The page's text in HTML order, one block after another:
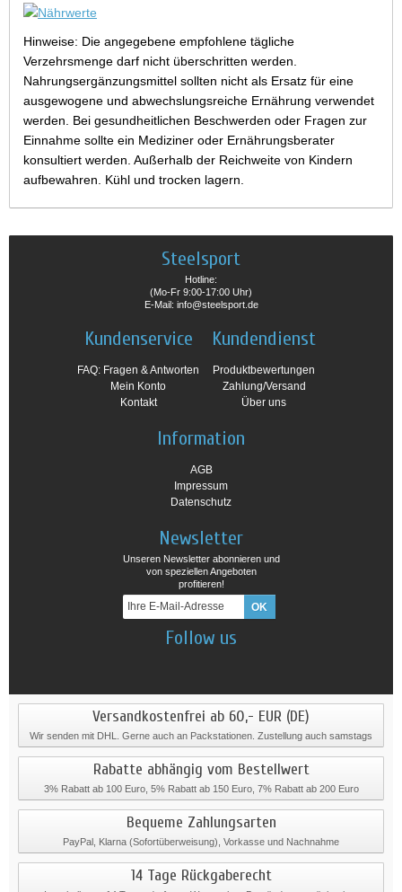
Hinweise: Die angegebene empfohlene tägliche
Verzehrsmenge darf nicht überschritten werden.
Nahrungsergänzungsmittel sollten nicht als Ersatz für eine
ausgewogene und abwechslungsreiche Ernährung verwendet
werden. Bei gesundheitlichen Beschwerden oder Fragen zur
Einnahme sollte ein Mediziner oder Ernährungsberater
konsultiert werden. Außerhalb der Reichweite von Kindern
aufbewahren. Kühl und trocken lagern.
Steelsport
Hotline:
(Mo-Fr 9:00-17:00 Uhr)
E-Mail: info@steelsport.de
Kundenservice
FAQ: Fragen & Antworten
Mein Konto
Kontakt
Kundendienst
Produktbewertungen
Zahlung/Versand
Über uns
Information
AGB
Impressum
Datenschutz
Newsletter
Unseren Newsletter abonnieren und
von speziellen Angeboten
profitieren!
Follow us
Versandkostenfrei ab 60,- EUR (DE)
Wir senden mit DHL. Gerne auch an Packstationen. Zustellung auch samstags
Rabatte abhängig vom Bestellwert
3% Rabatt ab 100 Euro, 5% Rabatt ab 150 Euro, 7% Rabatt ab 200 Euro
Bequeme Zahlungsarten
PayPal, Klarna (Sofortüberweisung), Vorkasse und Nachnahme
14 Tage Rückgaberecht